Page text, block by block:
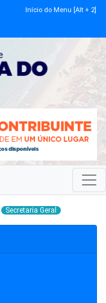
Início do Menu [Alt + 2]
Secretaria Geral